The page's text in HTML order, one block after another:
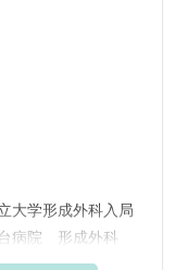
大学形成外科入局
病院 形成外科
形成外科